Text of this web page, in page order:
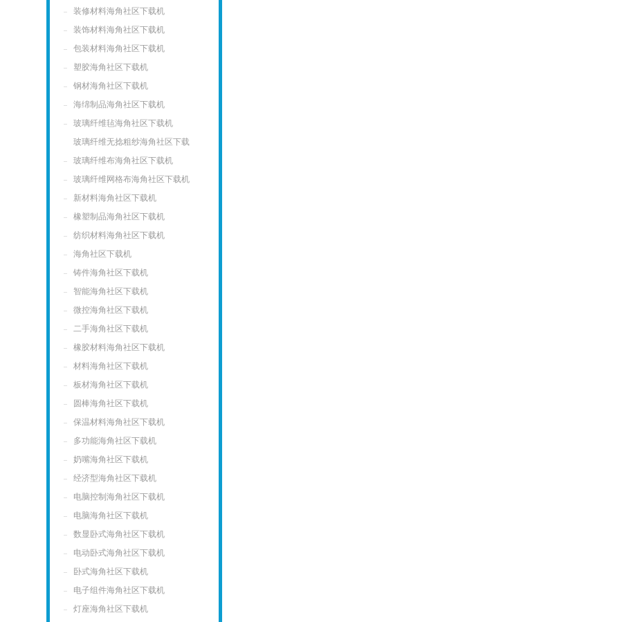
装修材料海角社区下载机
装饰材料海角社区下载机
包装材料海角社区下载机
塑胶海角社区下载机
钢材海角社区下载机
海绵制品海角社区下载机
玻璃纤维毡海角社区下载机
玻璃纤维无捻粗纱海角社区下载
机
玻璃纤维布海角社区下载机
玻璃纤维网格布海角社区下载机
新材料海角社区下载机
橡塑制品海角社区下载机
纺织材料海角社区下载机
海角社区下载机
铸件海角社区下载机
智能海角社区下载机
微控海角社区下载机
二手海角社区下载机
橡胶材料海角社区下载机
材料海角社区下载机
板材海角社区下载机
圆棒海角社区下载机
保温材料海角社区下载机
多功能海角社区下载机
奶嘴海角社区下载机
经济型海角社区下载机
电脑控制海角社区下载机
电脑海角社区下载机
数显卧式海角社区下载机
电动卧式海角社区下载机
卧式海角社区下载机
电子组件海角社区下载机
灯座海角社区下载机